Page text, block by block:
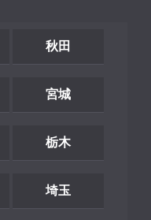
秋田
宮城
栃木
埼玉